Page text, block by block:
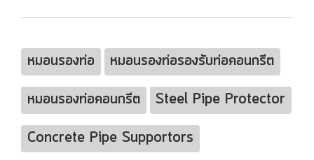
หมอนรองท่อ
หมอนรองท่อรองรับท่อคอนกรีต
หมอนรองท่อคอนกรีต
Steel Pipe Protector
Concrete Pipe Supportors